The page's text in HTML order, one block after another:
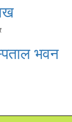
भवन